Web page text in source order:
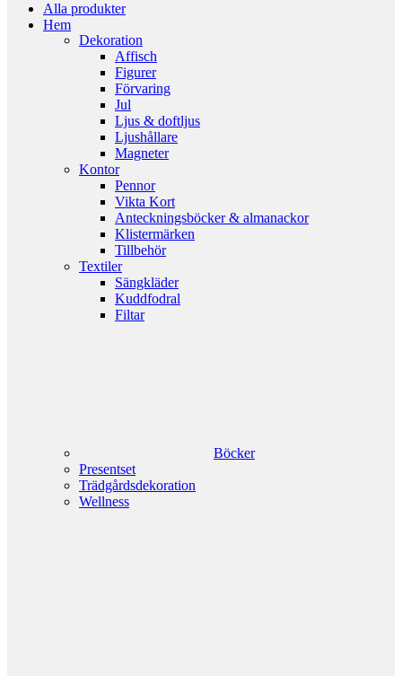
Alla produkter
Hem
Dekoration
Affisch
Figurer
Förvaring
Jul
Ljus & doftljus
Ljushållare
Magneter
Kontor
Pennor
Vikta Kort
Anteckningsböcker & almanackor
Klistermärken
Tillbehör
Textiler
Sängkläder
Kuddfodral
Filtar
Böcker
Presentset
Trädgårdsdekoration
Wellness